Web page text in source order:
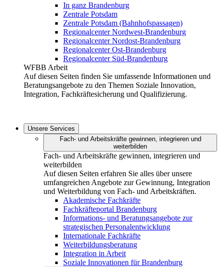
In ganz Brandenburg
Zentrale Potsdam
Zentrale Potsdam (Bahnhofspassagen)
Regionalcenter Nordwest-Brandenburg
Regionalcenter Nordost-Brandenburg
Regionalcenter Ost-Brandenburg
Regionalcenter Süd-Brandenburg
WFBB Arbeit
Auf diesen Seiten finden Sie umfassende Informationen und
Beratungsangebote zu den Themen Soziale Innovation,
Integration, Fachkräftesicherung und Qualifizierung.
Unsere Services
Fach- und Arbeitskräfte gewinnen, integrieren und
weiterbilden
Fach- und Arbeitskräfte gewinnen, integrieren und
weiterbilden
Auf diesen Seiten erfahren Sie alles über unsere
umfangreichen Angebote zur Gewinnung, Integration
und Weiterbildung von Fach- und Arbeitskräften.
Akademische Fachkräfte
Fachkräfteportal Brandenburg
Informations- und Beratungsangebote zur
strategischen Personalentwicklung
Internationale Fachkräfte
Weiterbildungsberatung
Integration in Arbeit
Soziale Innovationen für Brandenburg